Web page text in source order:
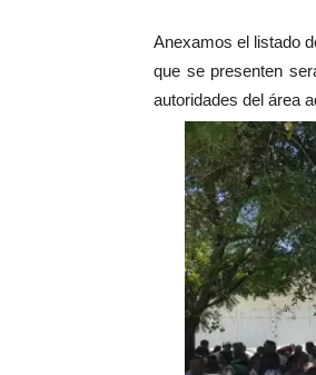
Anexamos el listado
que se presenten
autoridades del área